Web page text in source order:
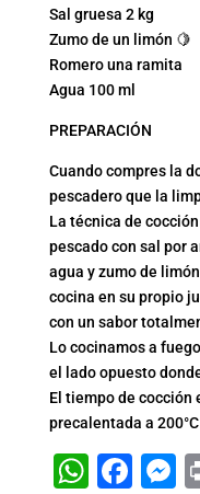
Sal gruesa 2 kg
Zumo de un limón 🍋
Romero una ramita
Agua 100 ml
PREPARACIÓN
Cuando compres la
pescadero que la
La técnica de
pescado con sal por
agua y zumo de
cocina en su propio
con un sabor
Lo cocinamos a
el lado opuesto
El tiempo de cocción
precalentada a 200°C